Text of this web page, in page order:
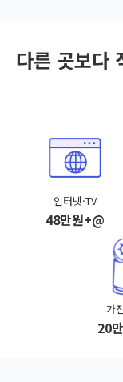
다른 곳보다
인터넷·TV
48만원+@
가
20